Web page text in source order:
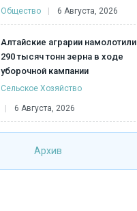
Общество 6 Августа, 2026
Алтайские аграрии намолотили
290 тысяч тонн зерна в ходе
уборочной кампании
Сельское Хозяйство
6 Августа, 2026
Архив